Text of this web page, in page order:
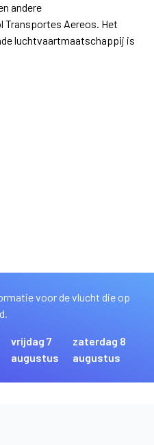
andere
Transportes Aereos. Het
luchtvaartmaatschappij is
voor de vlucht die op
vrijdag 7
augustus
zaterdag 8
augustus